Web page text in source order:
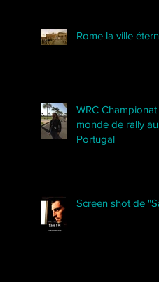
Rome la ville
WRC
monde de rally au
Portugal
Screen shot de